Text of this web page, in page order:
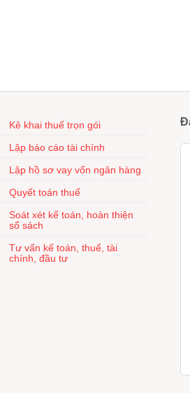
Kê khai thuế trọn gói
Lập báo cáo tài chính
Lập hồ sơ vay vốn ngân hàng
Quyết toán thuế
Soát xét kế toán, hoàn thiện
sổ sách
Tư vấn kế toán, thuế, tài
chính, đầu tư